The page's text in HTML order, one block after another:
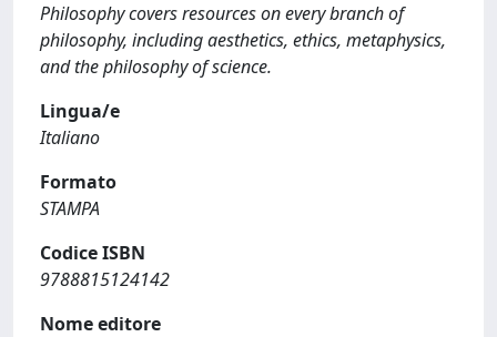
Philosophy covers resources on every branch of
philosophy, including aesthetics, ethics, metaphysics,
and the philosophy of science.
Lingua/e
Italiano
Formato
STAMPA
Codice ISBN
9788815124142
Nome editore